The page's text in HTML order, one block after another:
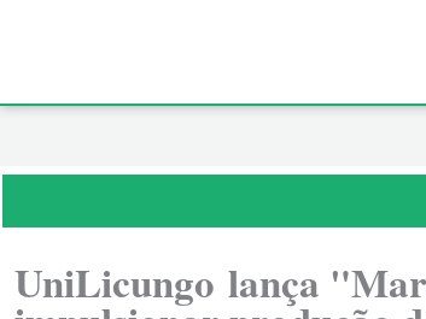
UniLicungo lança